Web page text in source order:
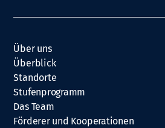
Über uns
Überblick
Standorte
Stufenprogramm
Das Team
Förderer und Kooperationen